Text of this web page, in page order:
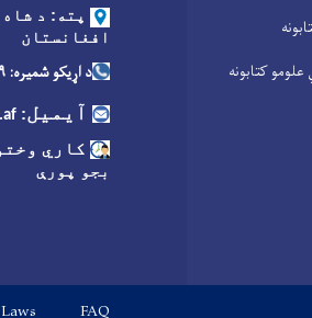
کتابونه
پته: د
افغانستان
د اړیکو شمیره: ۰۲۰۲۲۰۱۲۷۹
آیمیل:
کاري
بجو پورې
FAQ